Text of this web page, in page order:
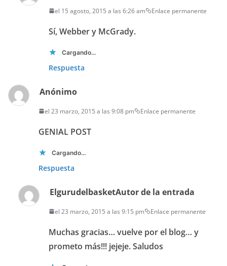
el 15 agosto, 2015 a las 6:26 am Enlace permanente
Sí, Webber y McGrady.
Cargando...
Respuesta
Anónimo
el 23 marzo, 2015 a las 9:08 pm Enlace permanente
GENIAL POST
Cargando...
Respuesta
ElgurudelbasketAutor de la entrada
el 23 marzo, 2015 a las 9:15 pm Enlace permanente
Muchas gracias… vuelve por el blog… y
prometo más!!! jejeje. Saludos